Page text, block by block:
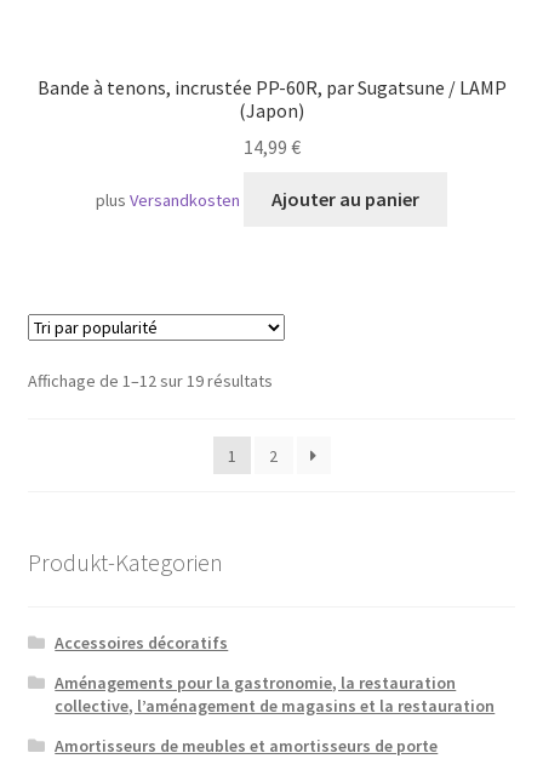
Bande à tenons, incrustée PP-60R, par Sugatsune / LAMP
(Japon)
14,99 €
plusVersandkosten Ajouter au panier
Affichage de 1–12 sur 19 résultatsTrié
1
2
Produkt-Kategorien
Accessoires décoratifs
Aménagements pour la gastronomie, la restauration
collective, l’aménagement de magasins et la restauration
Amortisseurs de meubles et amortisseurs de porte